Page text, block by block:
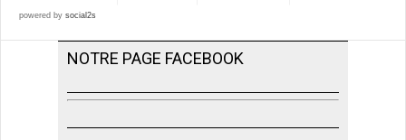
powered by social2s
NOTRE PAGE FACEBOOK